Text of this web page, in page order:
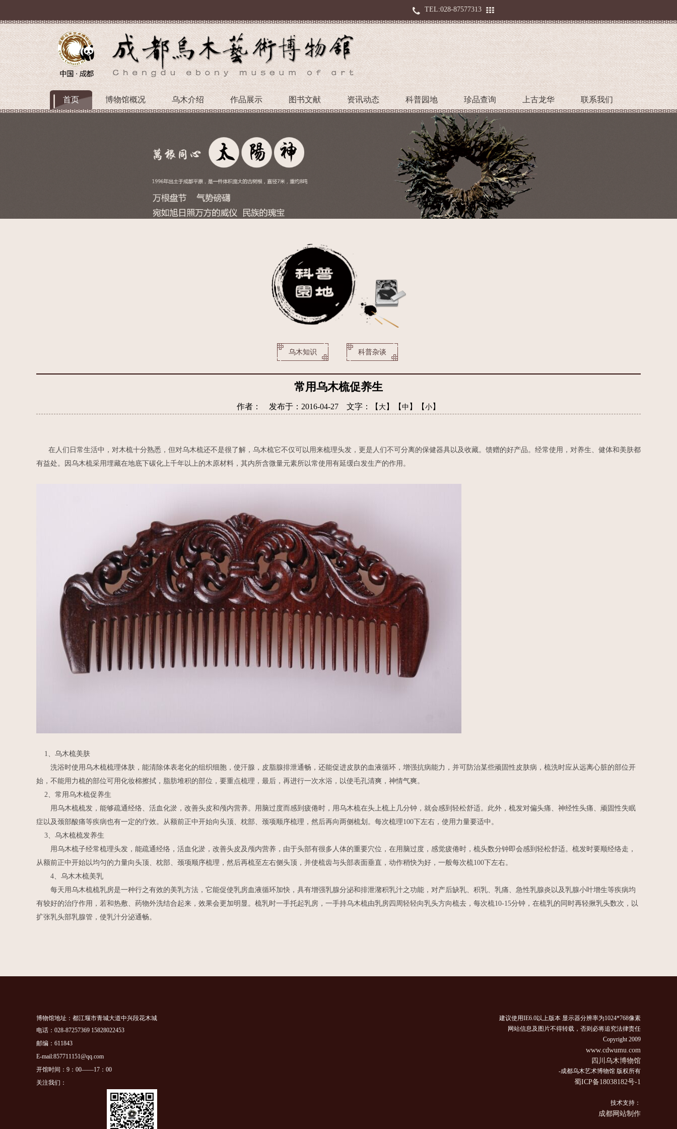
TEL:028-87577313
首页 博物馆概况 乌木介绍 作品展示 图书文献 资讯动态 科普园地 珍品查询 上古龙华 联系我们
乌木知识 科普杂谈
常用乌木梳促养生
作者： 发布于：2016-04-27 文字：【 大 】【 中 】【 小 】
在人们日常生活中，对木梳十分熟悉，但对乌木梳还不是很了解，乌木梳它不仅可以用来梳理头发，更是人们不可分离的保健器具以及收藏。馈赠的好产品。经常使用，对养生、健体和美肤都
有益处。因乌木梳采用埋藏在地底下碳化上千年以上的木原材料，其内所含微量元素所以常使用有延缓白发生产的作用。
1、乌木梳美肤
洗浴时使用乌木梳梳理体肤，能清除体表老化的组织细胞，使汗腺，皮脂腺排泄通畅，还能促进皮肤的血液循环，增强抗病能力，并可防治某些顽固性皮肤病，梳洗时应从远离心脏的部位开
始，不能用力梳的部位可用化妆棉擦拭，脂肪堆积的部位，要重点梳理，最后，再进行一次水浴，以使毛孔清爽，神情气爽。
2、常用乌木梳促养生
用乌木梳梳发，能够疏通经络、活血化淤，改善头皮和颅内营养。用脑过度而感到疲倦时，用乌木梳在头上梳上几分钟，就会感到轻松舒适。此外，梳发对偏头痛、神经性头痛、顽固性失眠
症以及颈部酸痛等疾病也有一定的疗效。从额前正中开始向头顶、枕部、颈项顺序梳理，然后再向两侧梳划。每次梳理100下左右，使用力量要适中。
3、乌木梳梳发养生
用乌木梳子经常梳理头发，能疏通经络，活血化淤，改善头皮及颅内营养，由于头部有很多人体的重要穴位，在用脑过度，感觉疲倦时，梳头数分钟即会感到轻松舒适。梳发时要顺经络走，
从额前正中开始以均匀的力量向头顶、枕部、颈项顺序梳理，然后再梳至左右侧头顶，并使梳齿与头部表面垂直，动作稍快为好，一般每次梳100下左右。
4、乌木木梳美乳
每天用乌木梳梳乳房是一种行之有效的美乳方法，它能促使乳房血液循环加快，具有增强乳腺分泌和排泄潴积乳汁之功能，对产后缺乳、积乳、乳痛、急性乳腺炎以及乳腺小叶增生等疾病均
有较好的治疗作用，若和热敷、药物外洗结合起来，效果会更加明显。梳乳时一手托起乳房，一手持乌木梳由乳房四周轻轻向乳头方向梳去，每次梳10-15分钟，在梳乳的同时再轻揪乳头数次，以
扩张乳头部乳腺管，使乳汁分泌通畅。
博物馆地址：都江堰市青城大道中兴段花木城
电话：028-87257369 15828022453
邮编：611843
E-mail:857711151@qq.com
开馆时间：9：00——17：00
关注我们：
建议使用IE6.0以上版本 显示器分辨率为1024*768像素
网站信息及图片不得转载，否则必将追究法律责任
Copyright 2009
www.cdwumu.com
四川乌木博物馆
-成都乌木艺术博物馆 版权所有
蜀ICP备18038182号-1
技术支持：
成都网站制作